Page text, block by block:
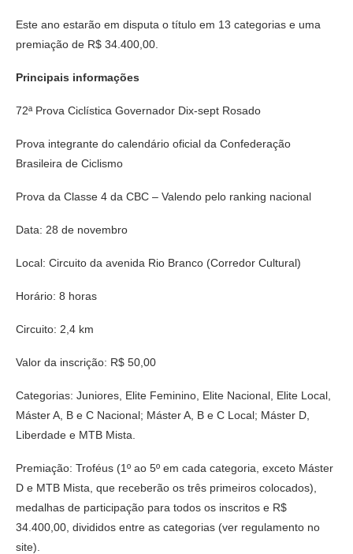
Este ano estarão em disputa o título em 13 categorias e uma
premiação de R$ 34.400,00.
Principais informações
72ª Prova Ciclística Governador Dix-sept Rosado
Prova integrante do calendário oficial da Confederação
Brasileira de Ciclismo
Prova da Classe 4 da CBC – Valendo pelo ranking nacional
Data: 28 de novembro
Local: Circuito da avenida Rio Branco (Corredor Cultural)
Horário: 8 horas
Circuito: 2,4 km
Valor da inscrição: R$ 50,00
Categorias: Juniores, Elite Feminino, Elite Nacional, Elite Local,
Máster A, B e C Nacional; Máster A, B e C Local; Máster D,
Liberdade e MTB Mista.
Premiação: Troféus (1º ao 5º em cada categoria, exceto Máster
D e MTB Mista, que receberão os três primeiros colocados),
medalhas de participação para todos os inscritos e R$
34.400,00, divididos entre as categorias (ver regulamento no
site).